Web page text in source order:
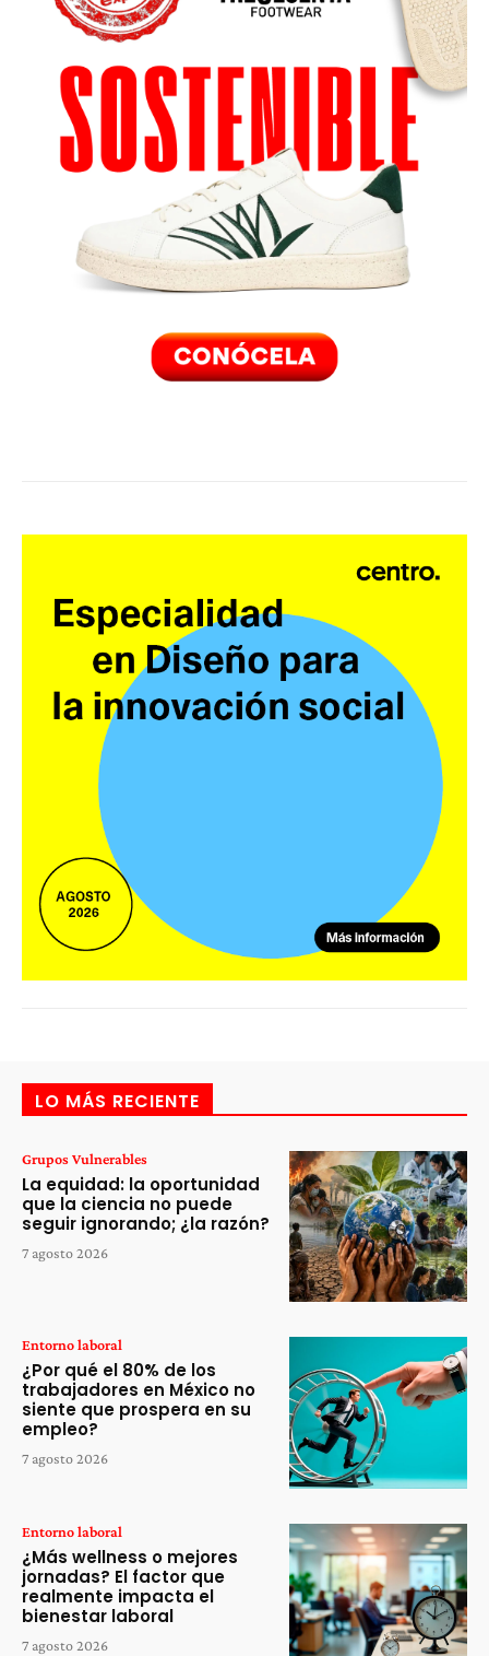
LO MÁS RECIENTE
Grupos Vulnerables
La equidad: la oportunidad
que la ciencia no puede
seguir ignorando; ¿la razón?
7 agosto 2026
Entorno laboral
¿Por qué el 80% de los
trabajadores en México no
siente que prospera en su
empleo?
7 agosto 2026
Entorno laboral
¿Más wellness o mejores
jornadas? El factor que
realmente impacta el
bienestar laboral
7 agosto 2026